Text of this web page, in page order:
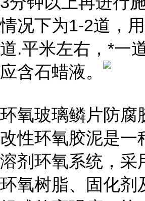
情况下为1-2道，
道.平米左右，*一
应含石蜡液。
环氧玻璃鳞片防腐
改性环氧胶泥是一
溶剂环氧系统，采
环氧树脂、固化剂